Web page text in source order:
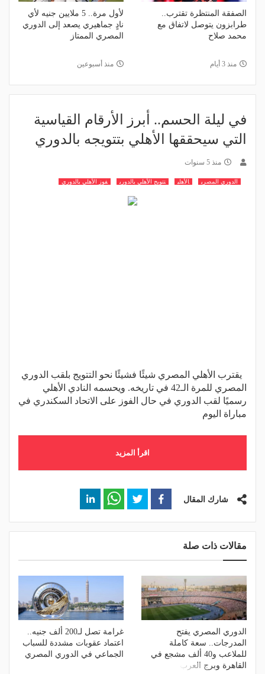
الصفقة المنتظرة تقترب..
طرابزون يتوصل لاتفاق مع
محمد صلاح
منذ 3 أيام
لأول مرة.. 5 ملايين جنيه لأي
نادٍ جماهيري يصعد إلى الدوري
المصري الممتاز
منذ أسبوعين
في ليلة الحسم.. أبرز الأرقام القياسية
التي سيحققها الأهلي بتتويجه بالدوري
منذ 5 سنوات
الدوري المصري الأهلي تتويج الأهلي بالدوري فوز الأهلي بالدوري
يقترب الأهلي المصري شيئًا فشيئًا نحو التتويج بلقب الدوري
المصري للمرة الـ42 في تاريخه. ويحسمه النادي الأهلي
رسميًا لقب الدوري في حال الفوز على الاتحاد السكندري في
مباراة اليوم
اقرأ المزيد
شارك المقال
مقالات ذات صلة
الدوري المصري يفتح
المدرجات.. سعة كاملة
للملاعب و40 ألف مشجع في
القاهرة وبرج العرب
غرامة تصل لـ200 ألف جنيه..
اعتماد عقوبات مشددة للسباب
الجماعي في الدوري المصري